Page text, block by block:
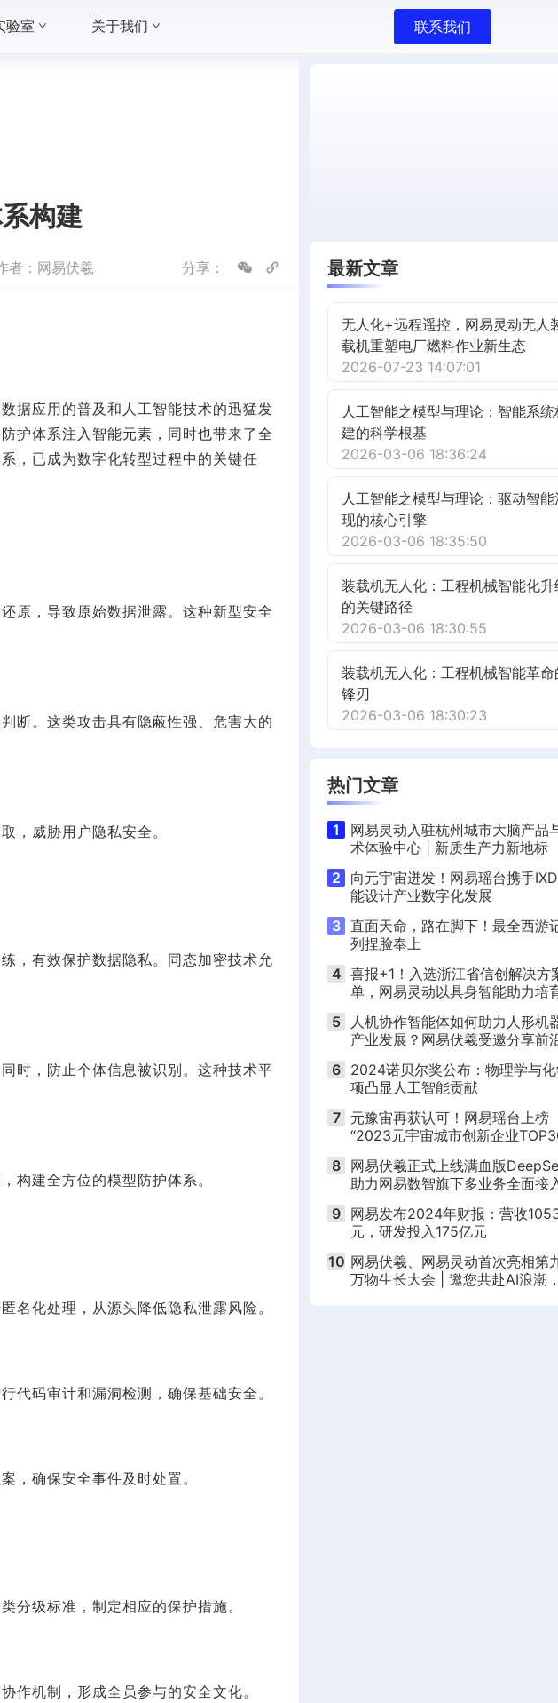
验室 关于我们 联系我们
构建
者： 网易伏羲 分享：
据应用的普及和人工智能技术的迅猛发
护体系注入智能元素，同时也带来了全
，已成为数字化转型过程中的关键任
原，导致原始数据泄露。这种新型安全
断。这类攻击具有隐蔽性强、危害大的
，威胁用户隐私安全。
，有效保护数据隐私。同态加密技术允
时，防止个体信息被识别。这种技术平
构建全方位的模型防护体系。
名化处理，从源头降低隐私泄露风险。
代码审计和漏洞检测，确保基础安全。
，确保安全事件及时处置。
分级标准，制定相应的保护措施。
作机制，形成全员参与的安全文化。
最新文章
无人化+远程遥控，网易灵动无人
载机重塑电厂燃料作业新生态
2026-07-23 14:07:01
人工智能之模型与理论：智能系统
建的科学根基
2026-03-06 18:36:24
人工智能之模型与理论：驱动智能
现的核心引擎
2026-03-06 18:35:50
装载机无人化：工程机械智能化升
的关键路径
2026-03-06 18:30:55
装载机无人化：工程机械智能革命
锋刃
2026-03-06 18:30:23
热门文章
1
网易灵动入驻杭州城市大脑产品
术体验中心 | 新质生产力新地标
2
向元宇宙迸发！网易瑶台携手
能设计产业数字化发展
3 直面天命，路在脚下！最全西游
列捏脸奉上
4 喜报+1！入选浙江省信创解决方
单，网易灵动以具身智能助力培
5
人机协作智能体如何助力人形机
产业发展？网易伏羲受邀分享前
6 2024诺贝尔奖公布：物理学与
项凸显人工智能贡献
7
元豫宙再获认可！网易瑶台上榜
“2023元宇宙城市创新企业
8 网易伏羲正式上线满血版
助力网易数智旗下多业务全面接
9 网易发布2024年财报：营收
元，研发投入175亿元
10 网易伏羲、网易灵动首次亮相第
万物生长大会 | 邀您共赴AI浪潮